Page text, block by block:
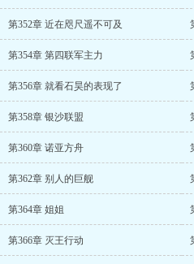
第352章 近在咫尺遥不可及
第354章 第四联军主力
第356章 就看石昊的表现了
第358章 银沙联盟
第360章 诺亚方舟
第362章 别人的巨舰
第364章 姐姐
第366章 灭王行动